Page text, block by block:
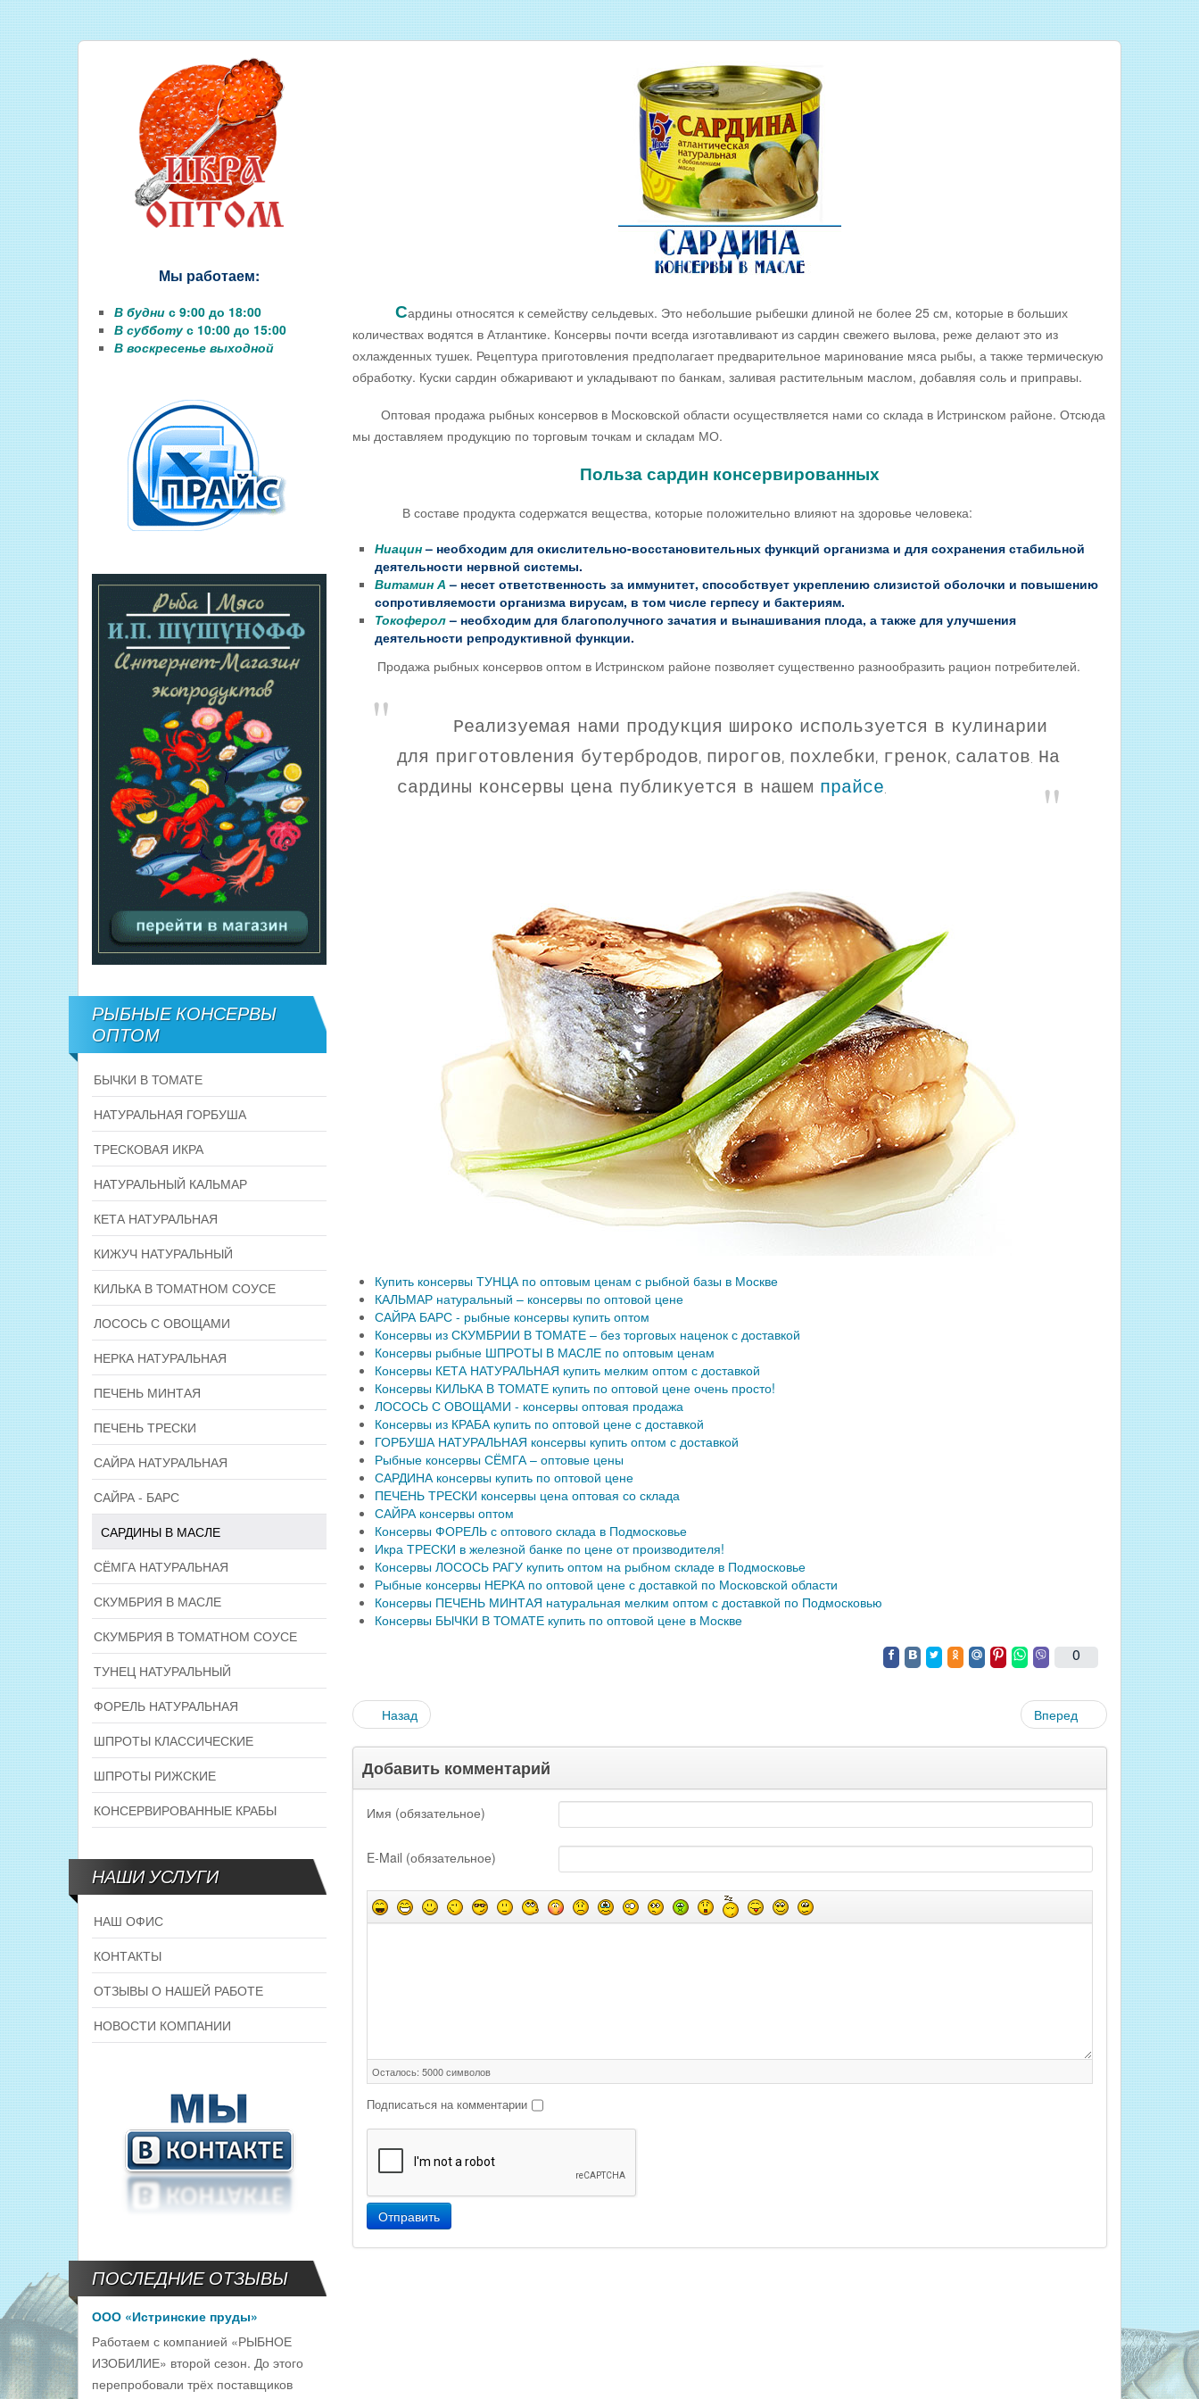
КОПЧЕНАЯ РЫБА
ВЯЛЕНАЯ РЫБА
ИКРА
РЫБНЫЕ КОНСЕРВЫ
РЫБНЫЕ СТЕЙКИ ОПТОМ
ФИЛЕ РЫБЫ
РЫБА ДЛЯ ЗАРЫБЛЕНИЯ ВОДОЕМА
Сардины относятся к семейству сельдевых. Это небольшие рыбешки длиной не более 25 см, которые в больших
количествах водятся в Атлантике. Консервы почти всегда изготавливают из сардин свежего вылова, реже делают это из
охлажденных тушек. Рецептура приготовления предполагает предварительное маринование мяса рыбы, а также термическую
обработку. Куски сардин обжаривают и укладывают по банкам, заливая растительным маслом, добавляя соль и приправы.
Оптовая продажа рыбных консервов в Московской области осуществляется нами со склада в Истринском районе. Отсюда
мы доставляем продукцию по торговым точкам и складам МО.
Польза сардин консервированных
В составе продукта содержатся вещества, которые положительно влияют на здоровье человека:
Ниацин– необходим для окислительно-восстановительных функций организма и для сохранения стабильной
деятельности нервной системы.
Витамин А – несет ответственность за иммунитет, способствует укреплению слизистой оболочки и повышению
сопротивляемости организма вирусам, в том числе герпесу и бактериям.
Токоферол – необходим для благополучного зачатия и вынашивания плода, а также для улучшения
деятельности репродуктивной функции.
Продажа рыбных консервов оптом в Истринском районе позволяет существенно разнообразить рацион потребителей.
Реализуемая нами продукция широко используется в кулинарии
для приготовления бутербродов, пирогов, похлебки, гренок, салатов. На
сардины консервы цена публикуется в нашем прайсе.
Купить консервы ТУНЦА по оптовым ценам с рыбной базы в Москве
КАЛЬМАР натуральный – консервы по оптовой цене
САЙРА БАРС - рыбные консервы купить оптом
Консервы из СКУМБРИИ В ТОМАТЕ – без торговых наценок с доставкой
Консервы рыбные ШПРОТЫ В МАСЛЕ по оптовым ценам
Консервы КЕТА НАТУРАЛЬНАЯ купить мелким оптом с доставкой
Консервы КИЛЬКА В ТОМАТЕ купить по оптовой цене очень просто!
ЛОСОСЬ С ОВОЩАМИ - консервы оптовая продажа
Консервы из КРАБА купить по оптовой цене с доставкой
ГОРБУША НАТУРАЛЬНАЯ консервы купить оптом с доставкой
Рыбные консервы СЁМГА – оптовые цены
САРДИНА консервы купить по оптовой цене
ПЕЧЕНЬ ТРЕСКИ консервы цена оптовая со склада
САЙРА консервы оптом
Консервы ФОРЕЛЬ с оптового склада в Подмосковье
Икра ТРЕСКИ в железной банке по цене от производителя!
Консервы ЛОСОСЬ РАГУ купить оптом на рыбном складе в Подмосковье
Рыбные консервы НЕРКА по оптовой цене с доставкой по Московской области
Консервы ПЕЧЕНЬ МИНТАЯ натуральная мелким оптом с доставкой по Подмосковью
Консервы БЫЧКИ В ТОМАТЕ купить по оптовой цене в Москве
0
Назад Вперед
Добавить комментарий
Имя (обязательное)
E-Mail (обязательное)
Осталось: 5000символов
Подписаться на комментарии
Отправить
Мы работаем:
В будни с 9:00 до 18:00
В субботус 10:00 до 15:00
В воскресенье выходной
РЫБНЫЕ КОНСЕРВЫ
ОПТОМ
БЫЧКИ В ТОМАТЕ
НАТУРАЛЬНАЯ ГОРБУША
ТРЕСКОВАЯ ИКРА
НАТУРАЛЬНЫЙ КАЛЬМАР
КЕТА НАТУРАЛЬНАЯ
КИЖУЧ НАТУРАЛЬНЫЙ
КИЛЬКА В ТОМАТНОМ СОУСЕ
ЛОСОСЬ С ОВОЩАМИ
НЕРКА НАТУРАЛЬНАЯ
ПЕЧЕНЬ МИНТАЯ
ПЕЧЕНЬ ТРЕСКИ
САЙРА НАТУРАЛЬНАЯ
САЙРА - БАРС
САРДИНЫ В МАСЛЕ
СЁМГА НАТУРАЛЬНАЯ
СКУМБРИЯ В МАСЛЕ
СКУМБРИЯ В ТОМАТНОМ СОУСЕ
ТУНЕЦ НАТУРАЛЬНЫЙ
ФОРЕЛЬ НАТУРАЛЬНАЯ
ШПРОТЫ КЛАССИЧЕСКИЕ
ШПРОТЫ РИЖСКИЕ
КОНСЕРВИРОВАННЫЕ КРАБЫ
НАШИ УСЛУГИ
НАШ ОФИС
КОНТАКТЫ
ОТЗЫВЫ О НАШЕЙ РАБОТЕ
НОВОСТИ КОМПАНИИ
ПОСЛЕДНИЕ ОТЗЫВЫ
ООО «Истринские пруды»
Работаем с компанией «РЫБНОЕ
ИЗОБИЛИЕ» второй сезон. До этого
перепробовали трёх поставщиков